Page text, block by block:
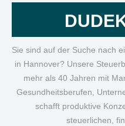
Sie sind auf der Suche nach
in Hannover? Unsere
mehr als 40 Jahren mit
Gesundheitsberufen,
schafft produktive
steuerlichen,